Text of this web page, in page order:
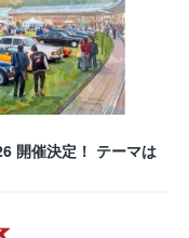
開催決定！ テーマは